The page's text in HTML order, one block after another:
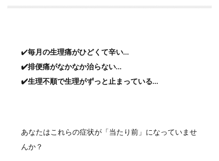
✔️毎月の生理痛がひどくて辛い…
✔️排便痛がなかなか治らない…
✔️生理不順で生理がずっと止まっている…
あなたはこれらの症状が「当たり前」になっていませ
んか？